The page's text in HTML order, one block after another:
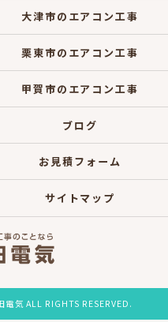
大津市のエアコン工事
栗東市のエアコン工事
甲賀市のエアコン工事
ブログ
お見積フォーム
サイトマップ
気 ALL RIGHTS RESERVED.